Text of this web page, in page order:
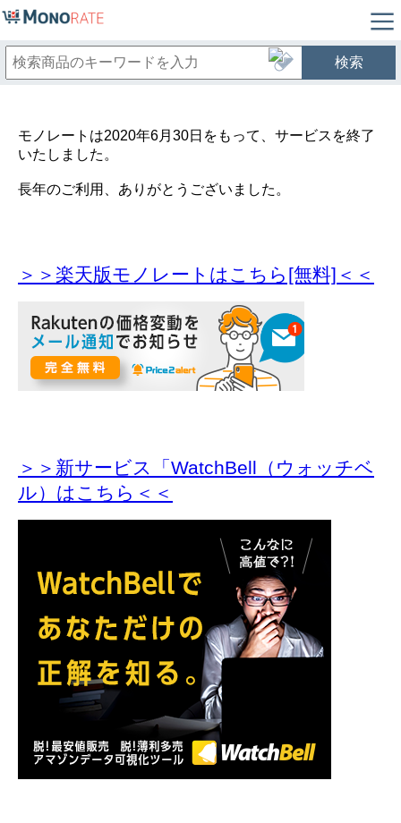
検索
モノレートは2020年6月30日をもって、サービスを終了
いたしました。
長年のご利用、ありがとうございました。
＞＞楽天版モノレートはこちら[無料]＜＜
＞＞新サービス「WatchBell（ウォッチベ
ル）はこちら＜＜